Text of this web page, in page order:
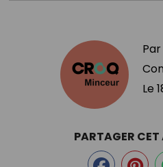
Par
Le
PARTAGER CET